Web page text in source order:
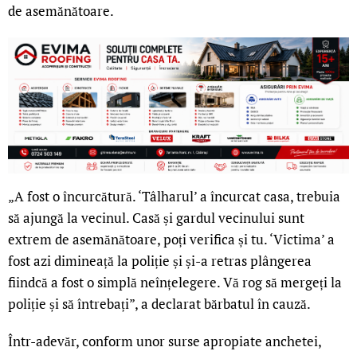
de asemănătoare.
„A fost o încurcătură. ‘Tâlharul’ a încurcat casa, trebuia
să ajungă la vecinul. Casă și gardul vecinului sunt
extrem de asemănătoare, poți verifica și tu. ‘Victima’ a
fost azi dimineață la poliție și și-a retras plângerea
fiindcă a fost o simplă neînțelegere. Vă rog să mergeți la
poliție și să întrebați”, a declarat bărbatul în cauză.
Într-adevăr, conform unor surse apropiate anchetei,